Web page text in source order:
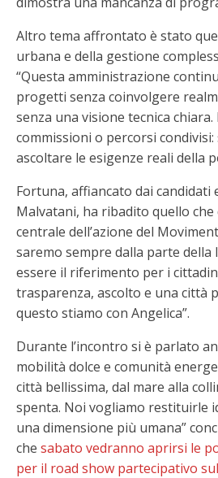
Altro tema affrontato è stato
urbana e della gestione
“Questa amministrazione
progetti senza coinvolgere
senza una visione tecnica
commissioni o percorsi condivisi:
ascoltare le esigenze reali della
Fortuna, affiancato dai candidati
Malvatani, ha ribadito quello
centrale dell’azione del
saremo sempre dalla parte della
essere il riferimento per i
trasparenza, ascolto e una città
questo stiamo con Angelica”.
Durante l’incontro si è parlato
mobilità dolce e comunità
città bellissima, dal mare alla
spenta. Noi vogliamo restituirle
una dimensione più umana”
che sabato vedranno aprirsi le
per il road show partecipativo